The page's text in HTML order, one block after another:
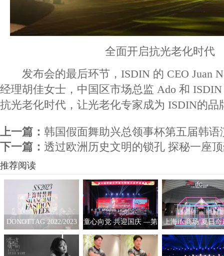
全面开启抗光老化时代
发布会的最后环节，ISDIN 的 CEO Juan
经理胡佳女士，中国区市场总监 Ado 和
抗光老化时代，让光老化专家成为 ISDIN的品
上一篇： 韩国假面舞助兴总领事杯第五届韩语
下一篇： 透过欧洲历史文明的锁孔 探秘一座
推荐阅读
DONOTTAG 2022/2023
时装创意秀开启，众星
携手开启时髦新篇章
童心向党 共迎国庆 —第
六届“华韵之声”语文朗
读大会总展演在京隆重
上海ifc商场 夏日奇
拟互动艺术展